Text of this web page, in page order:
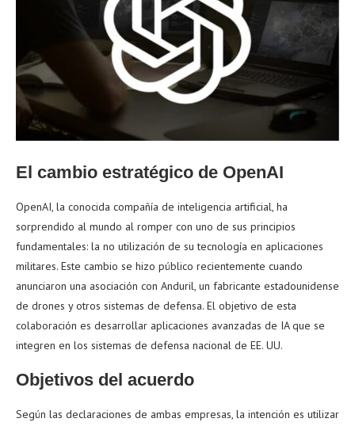
El cambio estratégico de OpenAI
OpenAI, la conocida compañía de inteligencia artificial, ha
sorprendido al mundo al romper con uno de sus principios
fundamentales: la no utilización de su tecnología en aplicaciones
militares. Este cambio se hizo público recientemente cuando
anunciaron una asociación con Anduril, un fabricante estadounidense
de drones y otros sistemas de defensa. El objetivo de esta
colaboración es desarrollar aplicaciones avanzadas de IA que se
integren en los sistemas de defensa nacional de EE. UU.
Objetivos del acuerdo
Según las declaraciones de ambas empresas, la intención es utilizar